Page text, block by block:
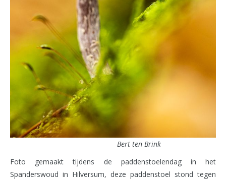
Bert ten Brink
Foto gemaakt tijdens de paddenstoelendag in het
Spanderswoud in Hilversum, deze paddenstoel stond tegen